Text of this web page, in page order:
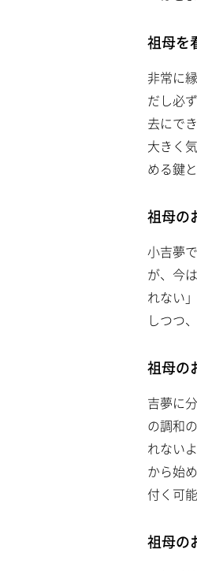
祖母を
非常に
だし必
去にで
大きく
める鍵
祖母の
小吉夢
が、今
れない
しつつ
祖母の
吉夢に
の調和
れない
から始
付く可
祖母の